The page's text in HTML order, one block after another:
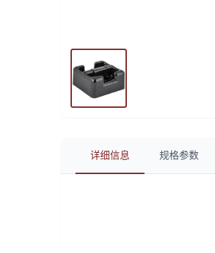
详细信息 规格参数